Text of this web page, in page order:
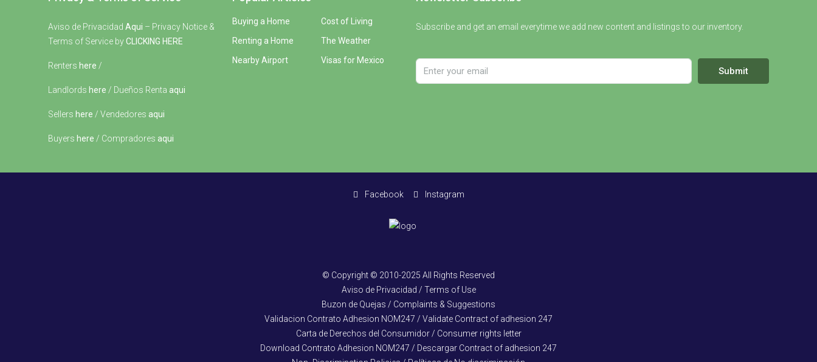
Aviso de Privacidad Aqui – Privacy Notice &
Terms of Service byCLICKING HERE
Renters here /
Landlords here / Dueños Renta aqui
Sellers here / Vendedores aqui
Buyers here / Compradores aqui
Buying a Home
Renting a Home
Nearby Airport
Cost of Living
The Weather
Visas for Mexico
Subscribe and get an email everytime we add new content and listings to our inventory.
Submit
Facebook Instagram
© Copyright © 2010-2025 All Rights Reserved
Aviso de Privacidad / Terms of Use
Buzon de Quejas / Complaints & Suggestions
Validacion Contrato Adhesion NOM247 / Validate Contract of adhesion 247
Carta de Derechos del Consumidor / Consumer rights letter
Download Contrato Adhesion NOM247 / Descargar Contract of adhesion 247